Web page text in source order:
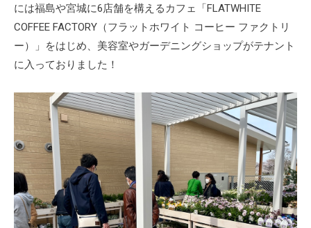
には福島や宮城に6店舗を構えるカフェ「FLATWHITE
COFFEE FACTORY（フラットホワイト コーヒー ファクトリ
ー）」をはじめ、美容室やガーデニングショップがテナント
に入っておりました！